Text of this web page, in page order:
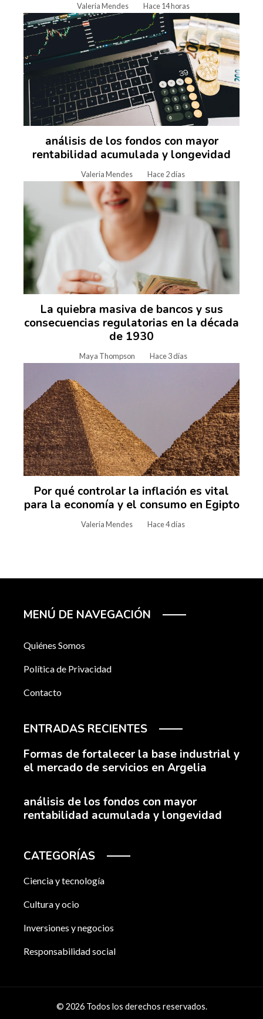
Valeria Mendes Hace 14 horas
análisis de los fondos con mayor
rentabilidad acumulada y longevidad
Valeria Mendes Hace 2 días
La quiebra masiva de bancos y sus
consecuencias regulatorias en la década
de 1930
Maya Thompson Hace 3 días
Por qué controlar la inflación es vital
para la economía y el consumo en Egipto
Valeria Mendes Hace 4 días
MENÚ DE NAVEGACIÓN
Quiénes Somos
Política de Privacidad
Contacto
ENTRADAS RECIENTES
Formas de fortalecer la base industrial y
el mercado de servicios en Argelia
análisis de los fondos con mayor
rentabilidad acumulada y longevidad
CATEGORÍAS
Ciencia y tecnología
Cultura y ocio
Inversiones y negocios
Responsabilidad social
© 2026 Todos los derechos reservados.